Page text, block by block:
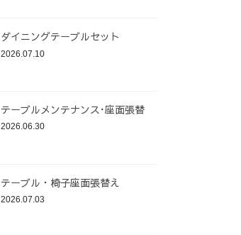
ダイニングテーブルセット
2026.07.10
テーブルメンテナンス･座面張替
2026.06.30
テーブル・椅子座面張替え
2026.07.03